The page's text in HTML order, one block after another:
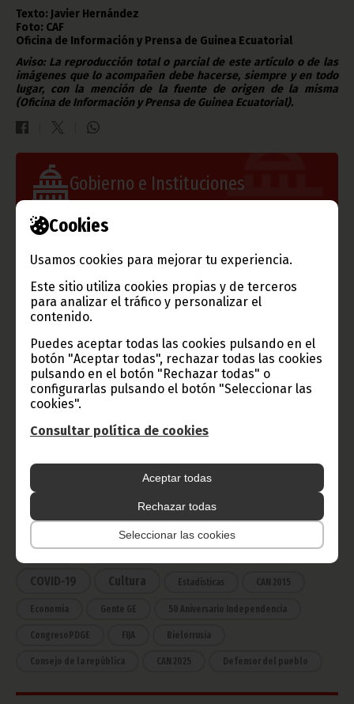
Cookies
Usamos cookies para mejorar tu experiencia.
Este sitio utiliza cookies propias y de terceros
para analizar el tráfico y personalizar el
contenido.
Puedes aceptar todas las cookies pulsando en el
botón "Aceptar todas", rechazar todas las cookies
pulsando en el botón "Rechazar todas" o
configurarlas pulsando el botón "Seleccionar las
cookies".
Consultar política de cookies
Aceptar todas
Rechazar todas
Seleccionar las cookies
Texto: Javier Hernández
Foto: CAF
Oficina de Información y Prensa de Guinea Ecuatorial
Aviso: La reproducción total o parcial de este artículo o de las
imágenes que lo acompañen debe hacerse, siempre y en todo
lugar, con la mención de la fuente de origen de la misma
(Oficina de Información y Prensa de Guinea Ecuatorial).
Gobierno e Instituciones
Información de Guinea Ecuatorial
Radio Nacional de Guinea
Ecuatorial
Haz click aquí para escuchar ahora
Noticias Gobierno
Presidencia
África
Deportes Vicepresidencia
COVID-19 Cultura Estadísticas CAN 2015
Economía Gente GE 50 Aniversario Independencia
CongresoPDGE FIJA Bielorrusia
Consejo de la república CAN 2025 Defensor del pueblo